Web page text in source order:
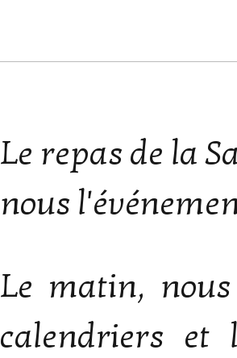
Le repas de la
nous
Le matin,
calendriers et